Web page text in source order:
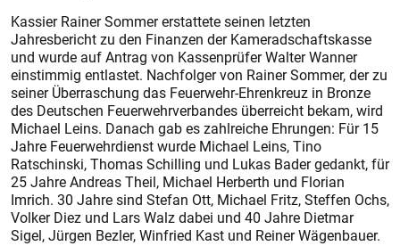
Kassier Rainer Sommer erstattete seinen letzten
Jahresbericht zu den Finanzen der Kameradschaftskasse
und wurde auf Antrag von Kassenprüfer Walter Wanner
einstimmig entlastet. ­Nachfolger von Rainer Sommer, der zu
­seiner Überraschung das Feuerwehr-­Ehrenkreuz in Bronze
des Deutschen Feuerwehrverbandes überreicht bekam, wird
Michael Leins. Danach gab es zahlreiche Ehrungen: Für 15
Jahre Feuerwehrdienst wurde Michael Leins, Tino
Ratschinski, Thomas Schilling und Lukas Bader gedankt, für
25 Jahre Andreas Theil, Michael Herberth und Florian
Imrich. 30 Jahre sind Stefan Ott, Michael Fritz, Steffen Ochs,
Volker Diez und Lars Walz dabei und 40 Jahre Dietmar
Sigel, Jürgen Bezler, Winfried Kast und Reiner Wägenbauer.